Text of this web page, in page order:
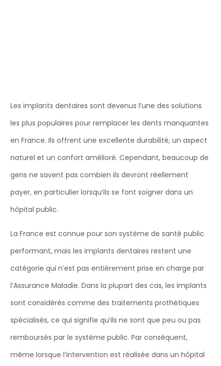
Les implants dentaires sont devenus l’une des solutions
les plus populaires pour remplacer les dents manquantes
en France. Ils offrent une excellente durabilité, un aspect
naturel et un confort amélioré. Cependant, beaucoup de
gens ne savent pas combien ils devront réellement
payer, en particulier lorsqu’ils se font soigner dans un
hôpital public.
La France est connue pour son système de santé public
performant, mais les implants dentaires restent une
catégorie qui n’est pas entièrement prise en charge par
l’Assurance Maladie. Dans la plupart des cas, les implants
sont considérés comme des traitements prothétiques
spécialisés, ce qui signifie qu’ils ne sont que peu ou pas
remboursés par le système public. Par conséquent,
même lorsque l’intervention est réalisée dans un hôpital